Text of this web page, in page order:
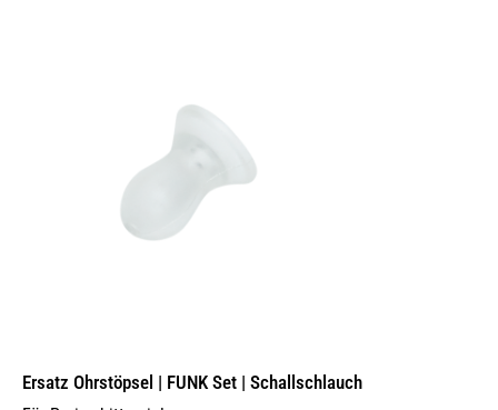
Ersatz Ohrstöpsel | FUNK Set | Schallschlauch